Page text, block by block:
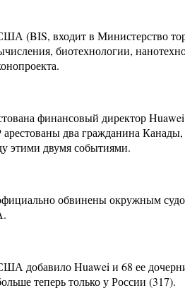
(BIS, входит в Министерство
биотехнологии,
финансовый директор
два гражданина
этими двумя событиями.
обвинены окружным
добавило Huawei и 68 ее
теперь только у России (317).